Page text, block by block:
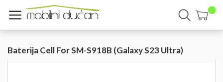
Baterija Cell For SM-S918B (Galaxy S23 Ultra)